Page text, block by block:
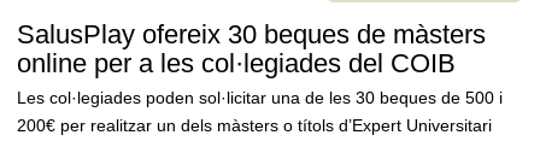
SalusPlay ofereix 30 beques de màsters
online per a les col·legiades del COIB
Les col·legiades poden sol·licitar una de les 30 beques de 500 i
200€ per realitzar un dels màsters o títols d’Expert Universitari